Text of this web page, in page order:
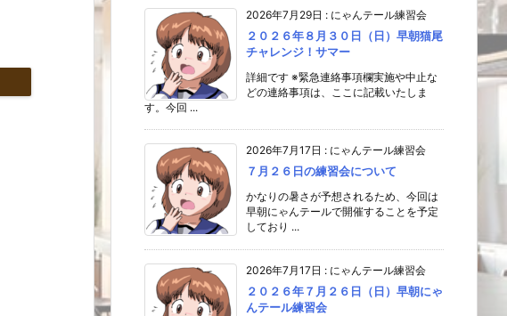
2026年7月29日 : にゃんテール練習会
２０２６年８月３０日（日）早朝猫尾
チャレンジ！サマー
詳細です ※緊急連絡事項欄実施や中止な
どの連絡事項は、ここに記載いたしま
す。今回 ...
2026年7月17日 : にゃんテール練習会
７月２６日の練習会について
かなりの暑さが予想されるため、今回は
早朝にゃんテールで開催することを予定
しており ...
2026年7月17日 : にゃんテール練習会
２０２６年７月２６日（日）早朝にゃ
んテール練習会